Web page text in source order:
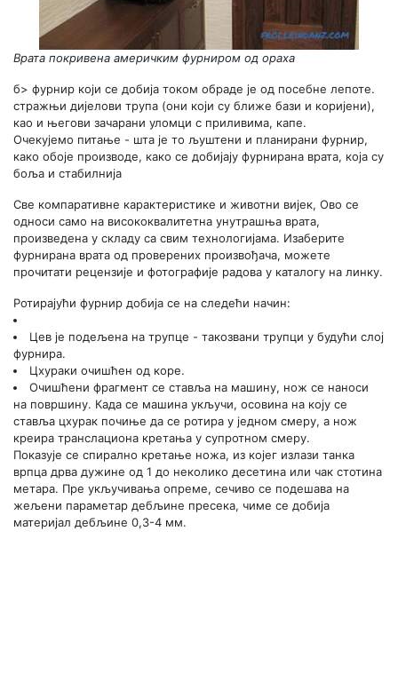
Врата покривена америчким фурниром од ораха
б> фурнир који се добија током обраде је од посебне лепоте.
стражњи дијелови трупа (они који су ближе бази и коријени),
као и његови зачарани уломци с приливима, капе.
Очекујемо питање - шта је то љуштени и планирани фурнир,
како обоје производе, како се добијају фурнирана врата, која су
боља и стабилнија
Све компаративне карактеристике и животни вијек, Ово се
односи само на висококвалитетна унутрашња врата,
произведена у складу са свим технологијама. Изаберите
фурнирана врата од проверених произвођача, можете
прочитати рецензије и фотографије радова у каталогу на линку.
Ротирајући фурнир добија се на следећи начин:
Цев је подељена на трупце - такозвани трупци у будући слој
фурнира.
Цхураки очишћен од коре.
Очишћени фрагмент се ставља на машину, нож се наноси
на површину. Када се машина укључи, осовина на коју се
ставља цхурак почиње да се ротира у једном смеру, а нож
креира транслациона кретања у супротном смеру.
Показује се спирално кретање ножа, из којег излази танка
врпца дрва дужине од 1 до неколико десетина или чак стотина
метара. Пре укључивања опреме, сечиво се подешава на
жељени параметар дебљине пресека, чиме се добија
материјал дебљине 0,3-4 мм.